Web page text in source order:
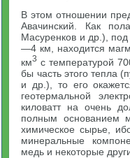
В этом отношении
Авачинский. Как
Масуренков и др.), под
—4 км, находится
км3 с температурой
бы часть этого тепла
и др.), то его
геотермальной
киловатт на очень
полным основанием
химическое сырье,
минеральные
медь и некоторые